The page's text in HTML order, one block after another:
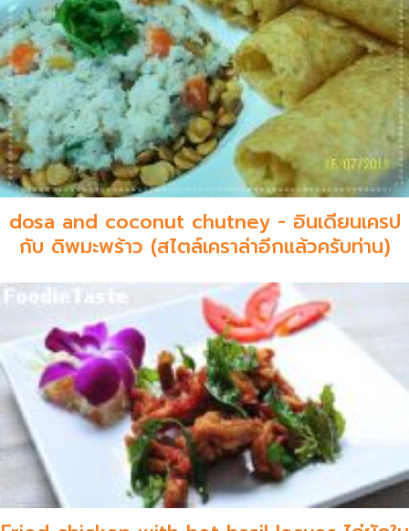
dosa and coconut chutney - อินเดียนเครป
กับ ดิพมะพร้าว (สไตล์เคราล่าอีกแล้วครับท่าน)